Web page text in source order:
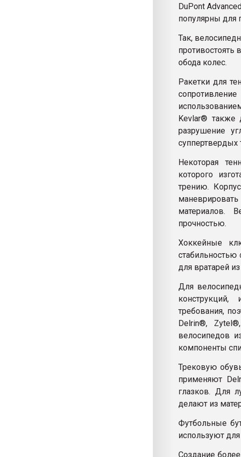
DuPont
популярны для
Так,
обода колес.
Ракетки для
Kevlar® также
разрушение
суппертвердых
Некоторая
которого
трению.
материалов.
прочностью.
Хоккейные
для вратарей
Для
требования,
Delrin®,
велосипедов
компоненты
Трековую
применяют
глазков. Для
делают из
Футбольные
используют
Создание